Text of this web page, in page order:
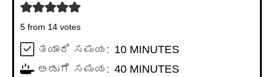
5 from 14 votes
ತಯಾರಿ ಸಮಯ: 10MINUTES
MINUTES
ಅಡುಗೆ ಸಮಯ: 40MINUTES
MINUTES